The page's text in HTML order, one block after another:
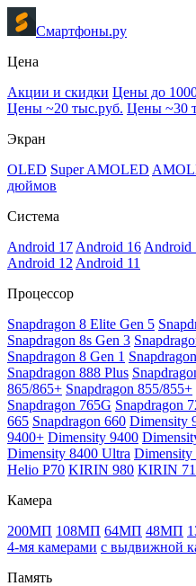
Смартфоны.ру
Цена
Акции и скидки Цены до
Цены ~20 тыс.руб. Цены ~30
Экран
OLED Super AMOLED
дюймов
Система
Android 17 Android 16 Android
Android 12 Android 11
Процессор
Snapdragon 8 Elite Gen 5
Snapdragon 8s Gen 3
Snapdragon 8 Gen 1
Snapdragon 888 Plus
865/865+ Snapdragon 855/855+
Snapdragon 765G Snapdragon
665 Snapdragon 660 Dimensity
9400+ Dimensity 9400
Dimensity 8400 Ultra Dimensity
Helio P70 KIRIN 980 KIRIN
Камера
200МП 108МП 64МП 48МП
4-мя камерами с выдвижной
Память